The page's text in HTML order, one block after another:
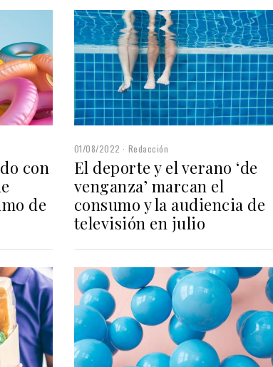
con
de
01/08/2022 Redacción
El deporte y el verano ‘de
venganza’ marcan el
consumo y la audiencia de
televisión en julio